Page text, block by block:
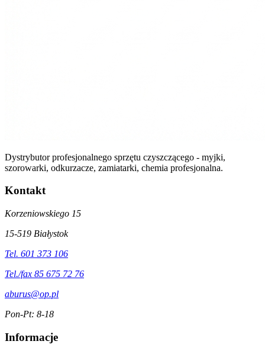
Dystrybutor profesjonalnego sprzętu czyszczącego - myjki,
szorowarki, odkurzacze, zamiatarki, chemia profesjonalna.
Kontakt
Korzeniowskiego 15
15-519 Białystok
Tel. 601 373 106
Tel./fax 85 675 72 76
aburus@op.pl
Pon-Pt: 8-18
Informacje